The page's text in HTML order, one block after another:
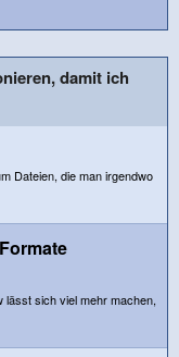
damit ich
Dateien, die man irgendwo
lässt sich viel mehr machen,